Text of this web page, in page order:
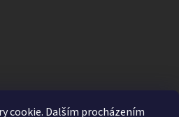
cookie. Dalším procházením